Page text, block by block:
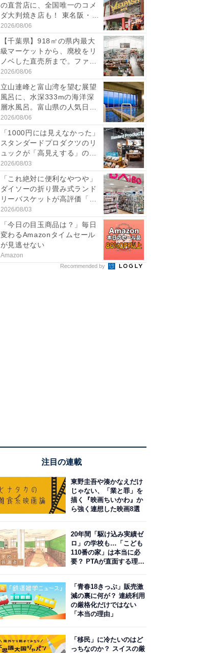
の直営店に、全国唯一のコメ
ダ大判焼き店も！ 東名阪・
伊...
2026/08/06
【千葉県】918㎡の県内最大
級マーケットから、廃校をリ
ノベした直売所まで。ファ
ー...
2026/08/06
立山連峰と富山湾を望む展望
風呂に、水深333mの海洋深
層水風呂。富山県の人気日
帰...
2026/08/06
「1000円には見えなかった」
スタンダードプロダクツのリ
ュックが「高見えする」の...
2026/08/03
「これ絶対に便利なやつや」
ダイソーの折り畳み式ランド
リーバスケットが高評価「使
わ...
2026/08/03
「今日の目玉商品は？」毎日
変わるAmazonタイムセール
が見逃せない
Amazon
Recommended by
注目の連載
東野圭吾や湊かなえだけ
じゃない、「業と罪」を
描く『映画ちいかわ』か
ら強く連想した映画8選
20年間「駆け込み実績ゼ
ロ」の学校も…「こども
110番の家」は本当に必
要？ PTAが直面する理想
「青春18きっぷ」販売激
減の裏に何が？ 連続利用
の厳格化だけではない
「本当の理由」
「移民」に冷たいのはど
っちなのか？ スイスの厳